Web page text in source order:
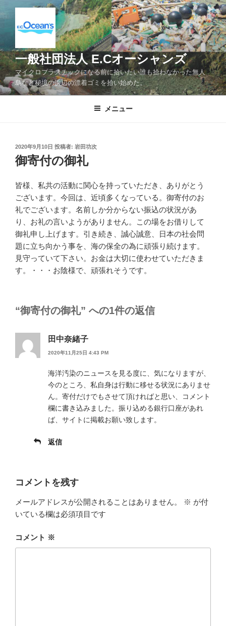
ン
ツ
へ
ス
キ
一般社団法人 E.Cオーシャンズ
マイクロプラスチックになる前に拾いたい誰も拾わなかった無人
島など秘境の浜辺の漂着ゴミを拾い始めた。
メニュー
投
稿
日:
2020年9月10日 投稿者: 岩田功次
御寄付の御礼
皆様、私共の活動に関心を持っていただき、ありがとう
ございます。今回は、近頃多くなっている。御寄付のお
礼でございます。名前しか分からない振込の状況があ
り、お礼の言いようがありません。この場をお借りして
御礼申し上げます。引き続き、誠心誠意、日本の社会問
題に立ち向かう事を、海の保全の為に頑張り続けます。
見守っていて下さい。お金は大切に使わせていただきま
す。・・・お陰様で、頑張れそうです。
“御寄付の御礼” への1件の返信
田中奈緒子
2020年11月25日 4:43 PM
海洋汚染のニュースを見る度に、気になりますが、
今のところ、私自身は行動に移せる状況にありませ
ん。寄付だけでもさせて頂ければと思い、コメント
欄に書き込みました。振り込める銀行口座があれ
ば、サイトに掲載お願い致します。
返信
コメントを残す
メールアドレスが公開されることはありません。 ※ が付
いている欄は必須項目です
コメント ※